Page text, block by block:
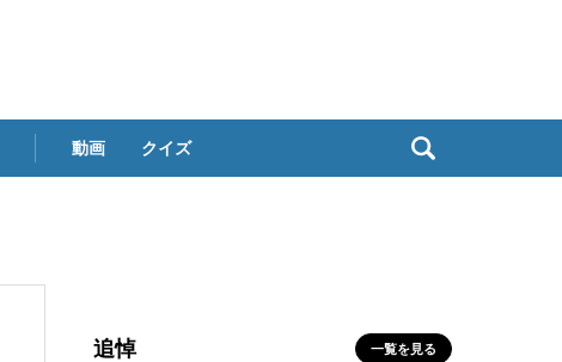
動画 クイズ
追悼 一覧を見る